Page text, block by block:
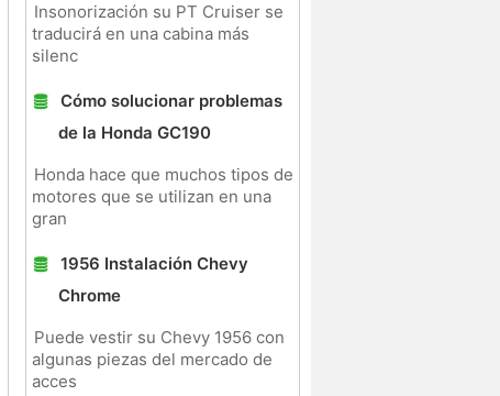
Insonorización su PT Cruiser se
traducirá en una cabina más
silenc
Cómo solucionar problemas
de la Honda GC190
Honda hace que muchos tipos de
motores que se utilizan en una
gran
1956 Instalación Chevy
Chrome
Puede vestir su Chevy 1956 con
algunas piezas del mercado de
acces